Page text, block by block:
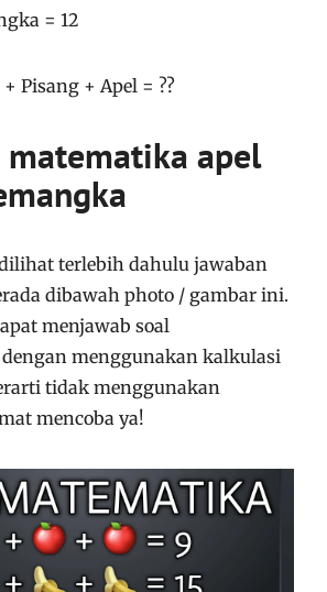
= 12
Pisang + Apel = ??
apel
terlebih dahulu jawaban
dibawah photo / gambar ini.
menjawab soal
menggunakan kalkulasi
tidak menggunakan
mencoba ya!